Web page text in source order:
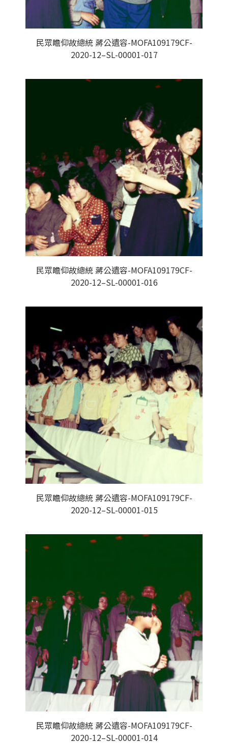
民眾瞻仰故總統 蔣公遺容-MOFA109179CF-
2020-12–SL-00001-017
民眾瞻仰故總統 蔣公遺容-MOFA109179CF-
2020-12–SL-00001-016
民眾瞻仰故總統 蔣公遺容-MOFA109179CF-
2020-12–SL-00001-015
民眾瞻仰故總統 蔣公遺容-MOFA109179CF-
2020-12–SL-00001-014